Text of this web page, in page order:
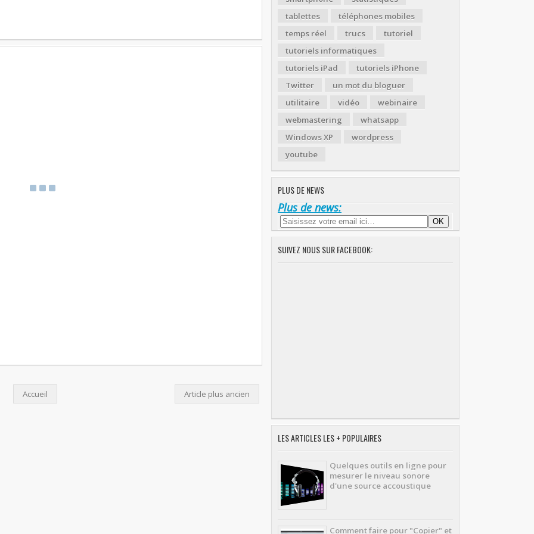
Article plus ancien
Accueil
tablettes
téléphones mobiles
temps réel
trucs
tutoriel
tutoriels informatiques
tutoriels iPad
tutoriels iPhone
Twitter
un mot du bloguer
utilitaire
vidéo
webinaire
webmastering
whatsapp
Windows XP
wordpress
youtube
PLUS DE NEWS
Plus de news:
SUIVEZ NOUS SUR FACEBOOK:
LES ARTICLES LES + POPULAIRES
Quelques outils en ligne pour
mesurer le niveau sonore
d'une source accoustique
Comment faire pour "Copier" et